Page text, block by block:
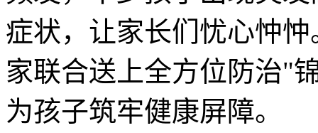
症状，让家长们忧心忡
家联合送上全方位防治"
为孩子筑牢健康屏障。